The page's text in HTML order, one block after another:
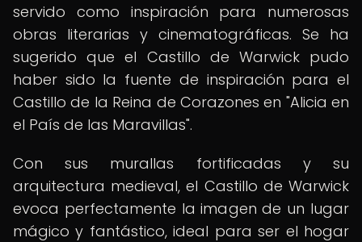
servido como inspiración para numerosas
obras literarias y cinematográficas. Se ha
sugerido que el Castillo de Warwick pudo
haber sido la fuente de inspiración para el
Castillo de la Reina de Corazones en "Alicia en
el País de las Maravillas".
Con sus murallas fortificadas y su
arquitectura medieval, el Castillo de Warwick
evoca perfectamente la imagen de un lugar
mágico y fantástico, ideal para ser el hogar